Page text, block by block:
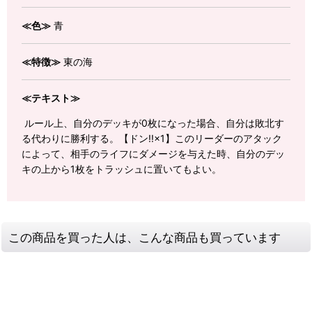
≪色≫ 青
≪特徴≫ 東の海
≪テキスト≫
ルール上、自分のデッキが0枚になった場合、自分は敗北す
る代わりに勝利する。【ドン!!×1】このリーダーのアタック
によって、相手のライフにダメージを与えた時、自分のデッ
キの上から1枚をトラッシュに置いてもよい。
この商品を買った人は、こんな商品も買っています